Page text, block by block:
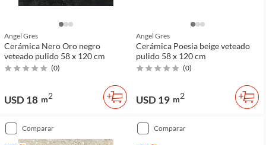
Angel Gres
Cerámica Nero Oro negro
veteado pulido 58 x 120 cm
(0)
USD 18 m2
Angel Gres
Cerámica Poesia beige veteado
pulido 58 x 120 cm
(0)
USD 19 m2
comparar comparar